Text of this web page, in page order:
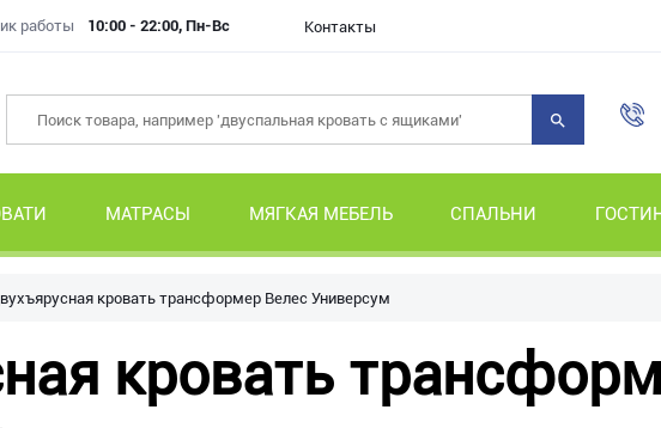
работы 10:00 - 22:00, Пн-Вс Контакты
МАТРАСЫ МЯГКАЯ МЕБЕЛЬ СПАЛЬНИ
кровать трансформер Велес Универсум
кровать